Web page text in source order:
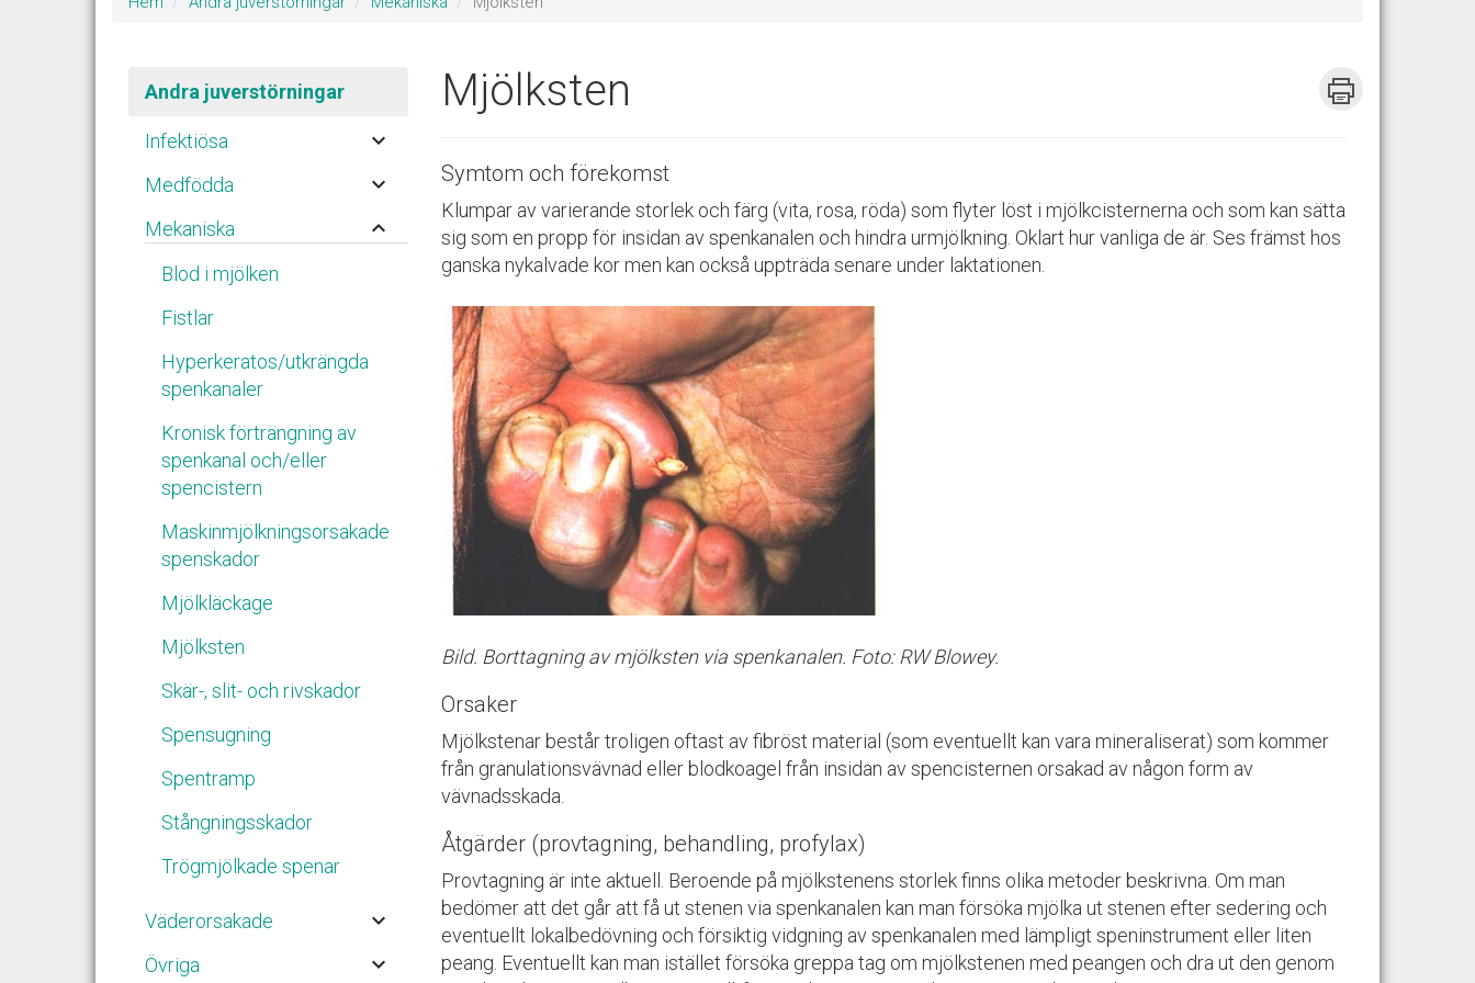
Andra juverstörningar
Infektiösa keyboard_arrow_down
Medfödda keyboard_arrow_down
Mekaniska keyboard_arrow_up
Blod i mjölken
Fistlar
Hyperkeratos/utkrängda
spenkanaler
Kronisk förträngning av
spenkanal och/eller
spencistern
Maskinmjölkningsorsakade
spenskador
Mjölkläckage
Mjölksten
Skär-, slit- och rivskador
Spensugning
Spentramp
Stångningsskador
Trögmjölkade spenar
Väderorsakade keyboard_arrow_down
Övriga keyboard_arrow_down
Mjölksten
Symtom och förekomst
Klumpar av varierande storlek och färg (vita, rosa, röda) som flyter löst i mjölkcisternerna och som kan sätta
sig som en propp för insidan av spenkanalen och hindra urmjölkning. Oklart hur vanliga de är. Ses främst hos
ganska nykalvade kor men kan också uppträda senare under laktationen.
Bild. Borttagning av mjölksten via spenkanalen. Foto: RW Blowey.
Orsaker
Mjölkstenar består troligen oftast av fibröst material (som eventuellt kan vara mineraliserat) som kommer
från granulationsvävnad eller blodkoagel från insidan av spencisternen orsakad av någon form av
vävnadsskada.
Åtgärder (provtagning, behandling, profylax)
Provtagning är inte aktuell. Beroende på mjölkstenens storlek finns olika metoder beskrivna. Om man
bedömer att det går att få ut stenen via spenkanalen kan man försöka mjölka ut stenen efter sedering och
eventuellt lokalbedövning och försiktig vidgning av spenkanalen med lämpligt speninstrument eller liten
peang. Eventuellt kan man istället försöka greppa tag om mjölkstenen med peangen och dra ut den genom